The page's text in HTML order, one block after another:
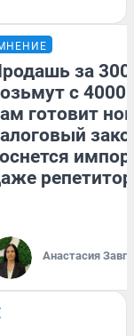
за
с
готовит
Анастасия